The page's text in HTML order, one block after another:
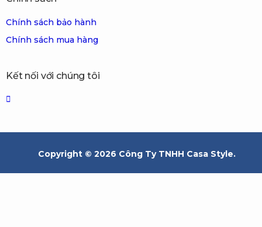
Chính sách
Chính sách bảo hành
Chính sách mua hàng
Kết nối với chúng tôi
Copyright © 2026 Công Ty TNHH Casa Style.